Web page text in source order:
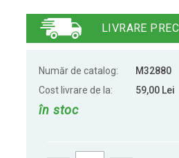
LIVRARE
Număr de catalog:
M32880
Cost livrare de la:
59,00 Lei
în stoc